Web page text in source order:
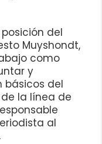
del
Muyshondt,
como
y
básicos del
la línea de
al